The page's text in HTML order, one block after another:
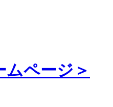
ページ＞